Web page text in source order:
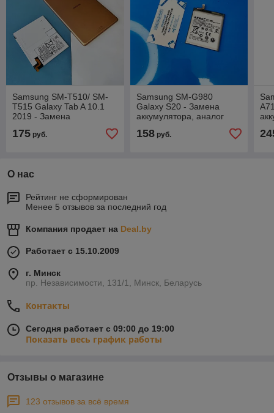
Samsung SM-T510/ SM-
T515 Galaxy Tab A 10.1
2019 - Замена
аккумулятора (Батареи,
АКБ)
175 руб.
Samsung SM-G980
Galaxy S20 - Замена
аккумулятора, аналог
158руб.
О нас
Рейтинг не сформирован
Менее 5 отзывов за последний год
Компания продает на Deal.by
Работает с 15.10.2009
г. Минск
пр. Независимости, 131/1, Минск, Беларусь
Контакты
Сегодня работает с 09:00 до 19:00
Показать весь график работы
Отзывы о магазине
123 отзывов за всё время